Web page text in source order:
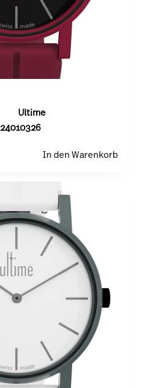
Ultime
24010326
In den Warenkorb